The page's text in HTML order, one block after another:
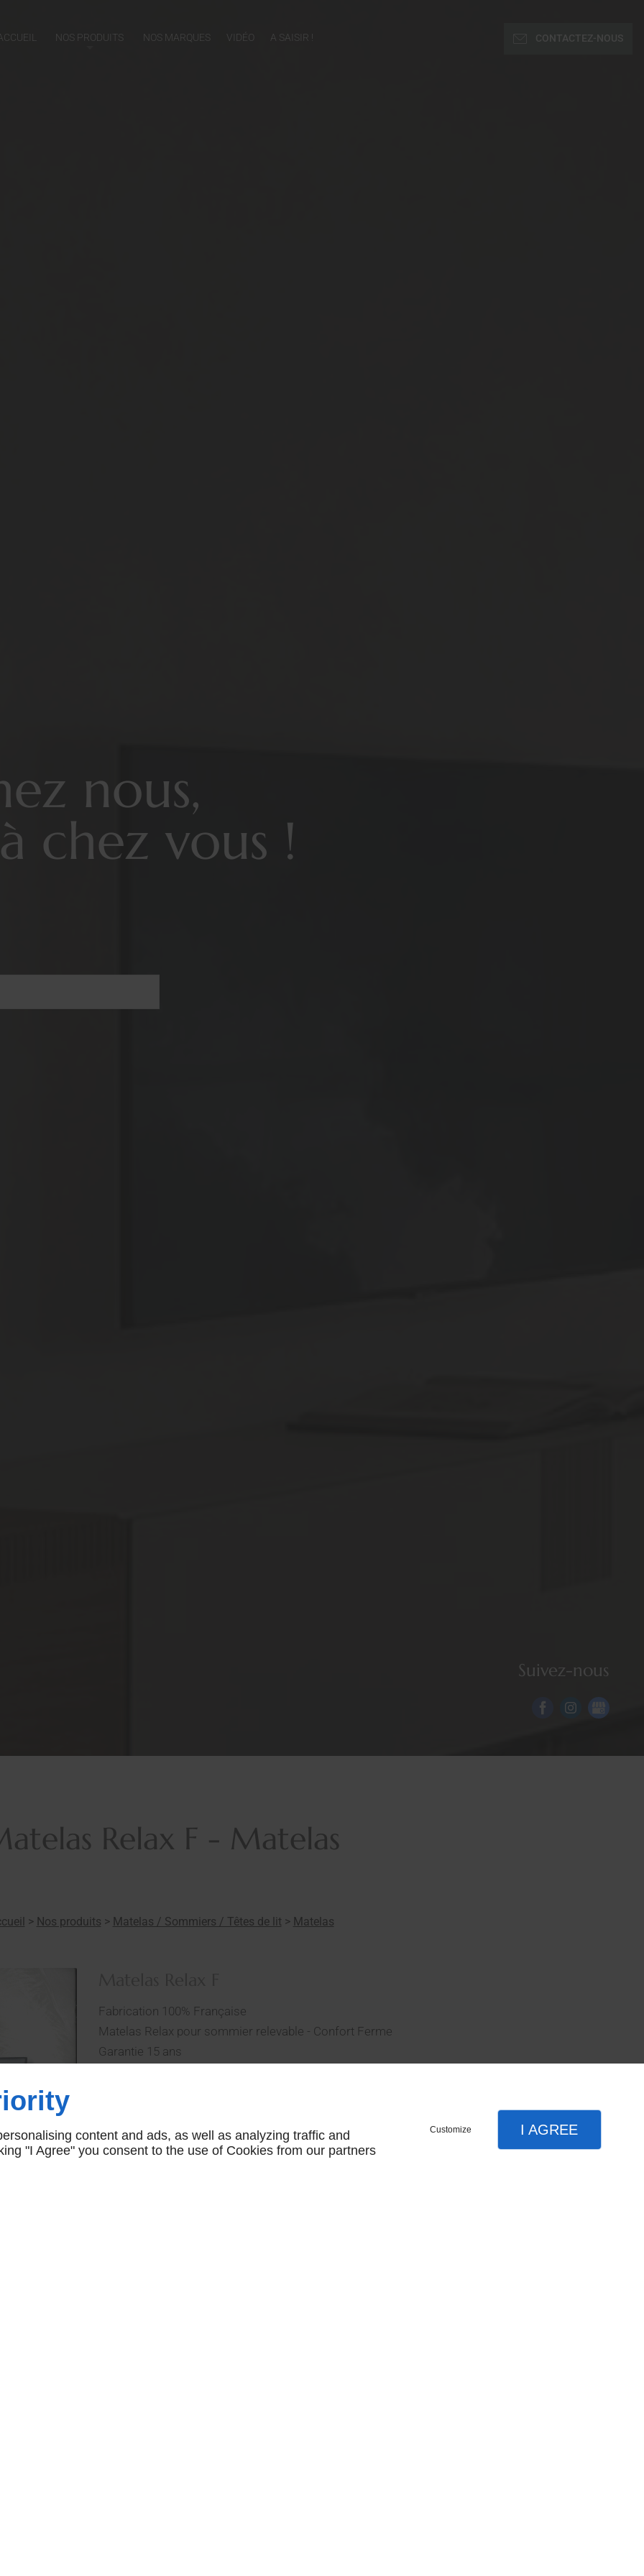
NOS PRODUITS NOS MARQUES VIDÉO A SAISIR ! CONTACTEZ-NOUS
nous,
chez vous !
Suivez-nous
Relax F - Matelas
> Nos produits > Matelas / Sommiers / Têtes de lit > Matelas
Fabrication 100% Française
Matelas Relax pour sommier relevable - Confort Ferme
Garantie 15 ans
CONTACTEZ-NOUS
content and ads, as well as analyzing traffic and
"I Agree" you consent to the use of Cookies from our partners
Customize I AGREE